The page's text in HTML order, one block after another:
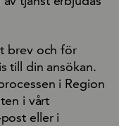
brev och för
till din ansökan.
i Region
i vårt
eller i